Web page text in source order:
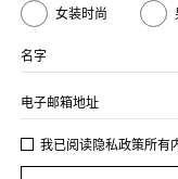
女装时尚
名字
电子邮箱地址
我已阅读隐私政策所有